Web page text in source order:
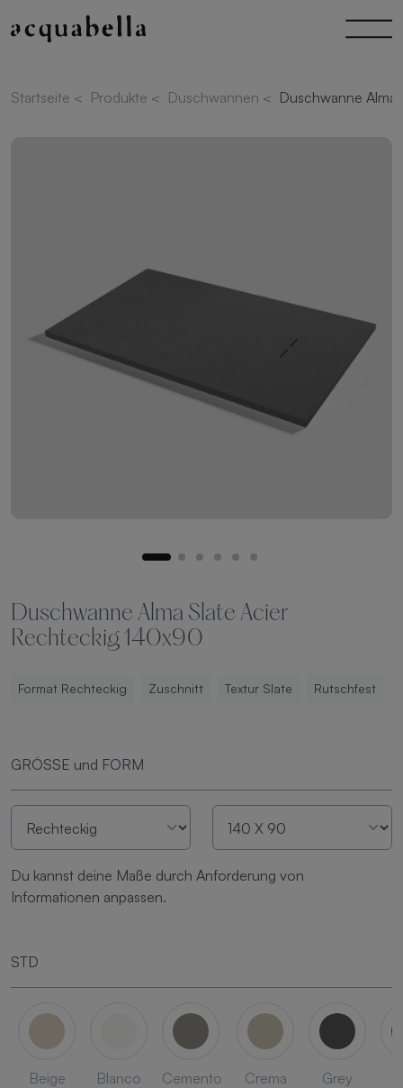
Startseite < Produkte < Duschwannen < Duschwanne
Duschwanne Alma Slate Acier
Rechteckig 140x90
Format Rechteckig Zuschnitt Textur Slate Rutschfest
GRÖSSE und FORM
Du kannst deine Maße durch Anforderung von
Informationen anpassen.
STD
Beige Blanco Cemento Crema Grey